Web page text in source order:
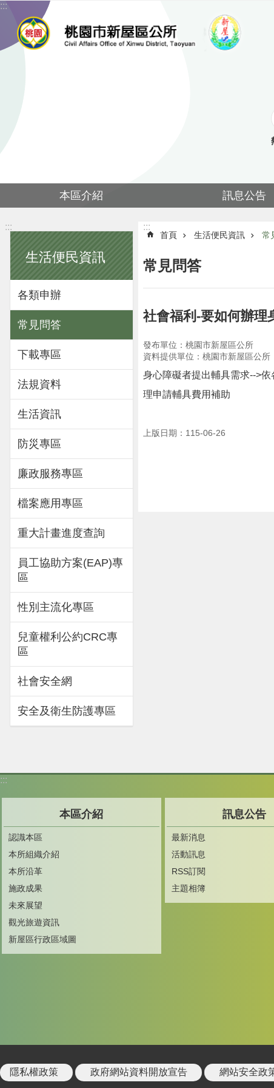
跳到主要內容區塊
:::
本區介紹 訊息公告
:::
生活便民資訊
各類申辦
常見問答
下載專區
法規資料
生活資訊
防災專區
廉政服務專區
檔案應用專區
重大計畫進度查詢
員工協助方案(EAP)專
區
性別主流化專區
兒童權利公約CRC專
區
社會安全網
安全及衛生防護專區
:::
首頁 生活便民資訊 常
常見問答
社會福利-要如何辦理
發布單位：桃園市新屋區公所
資料提供單位：桃園市新屋區公所
身心障礙者提出輔具需求-->
理申請輔具費用補助
上版日期：115-06-26
:::
本區介紹
認識本區
本所組織介紹
本所沿革
施政成果
未來展望
觀光旅遊資訊
新屋區行政區域圖
訊息公告
最新消息
活動訊息
RSS訂閱
主題相簿
隱私權政策 政府網站資料開放宣告 網站安全政